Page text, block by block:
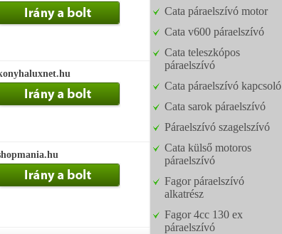
Cata páraelszívó motor
Cata v600 páraelszívó
Cata teleszkópos
páraelszívó
Cata páraelszívó kapcsoló
Cata sarok páraelszívó
Páraelszívó szagelszívó
Cata külső motoros
páraelszívó
Fagor páraelszívó
alkatrész
Fagor 4cc 130 ex
páraelszívó